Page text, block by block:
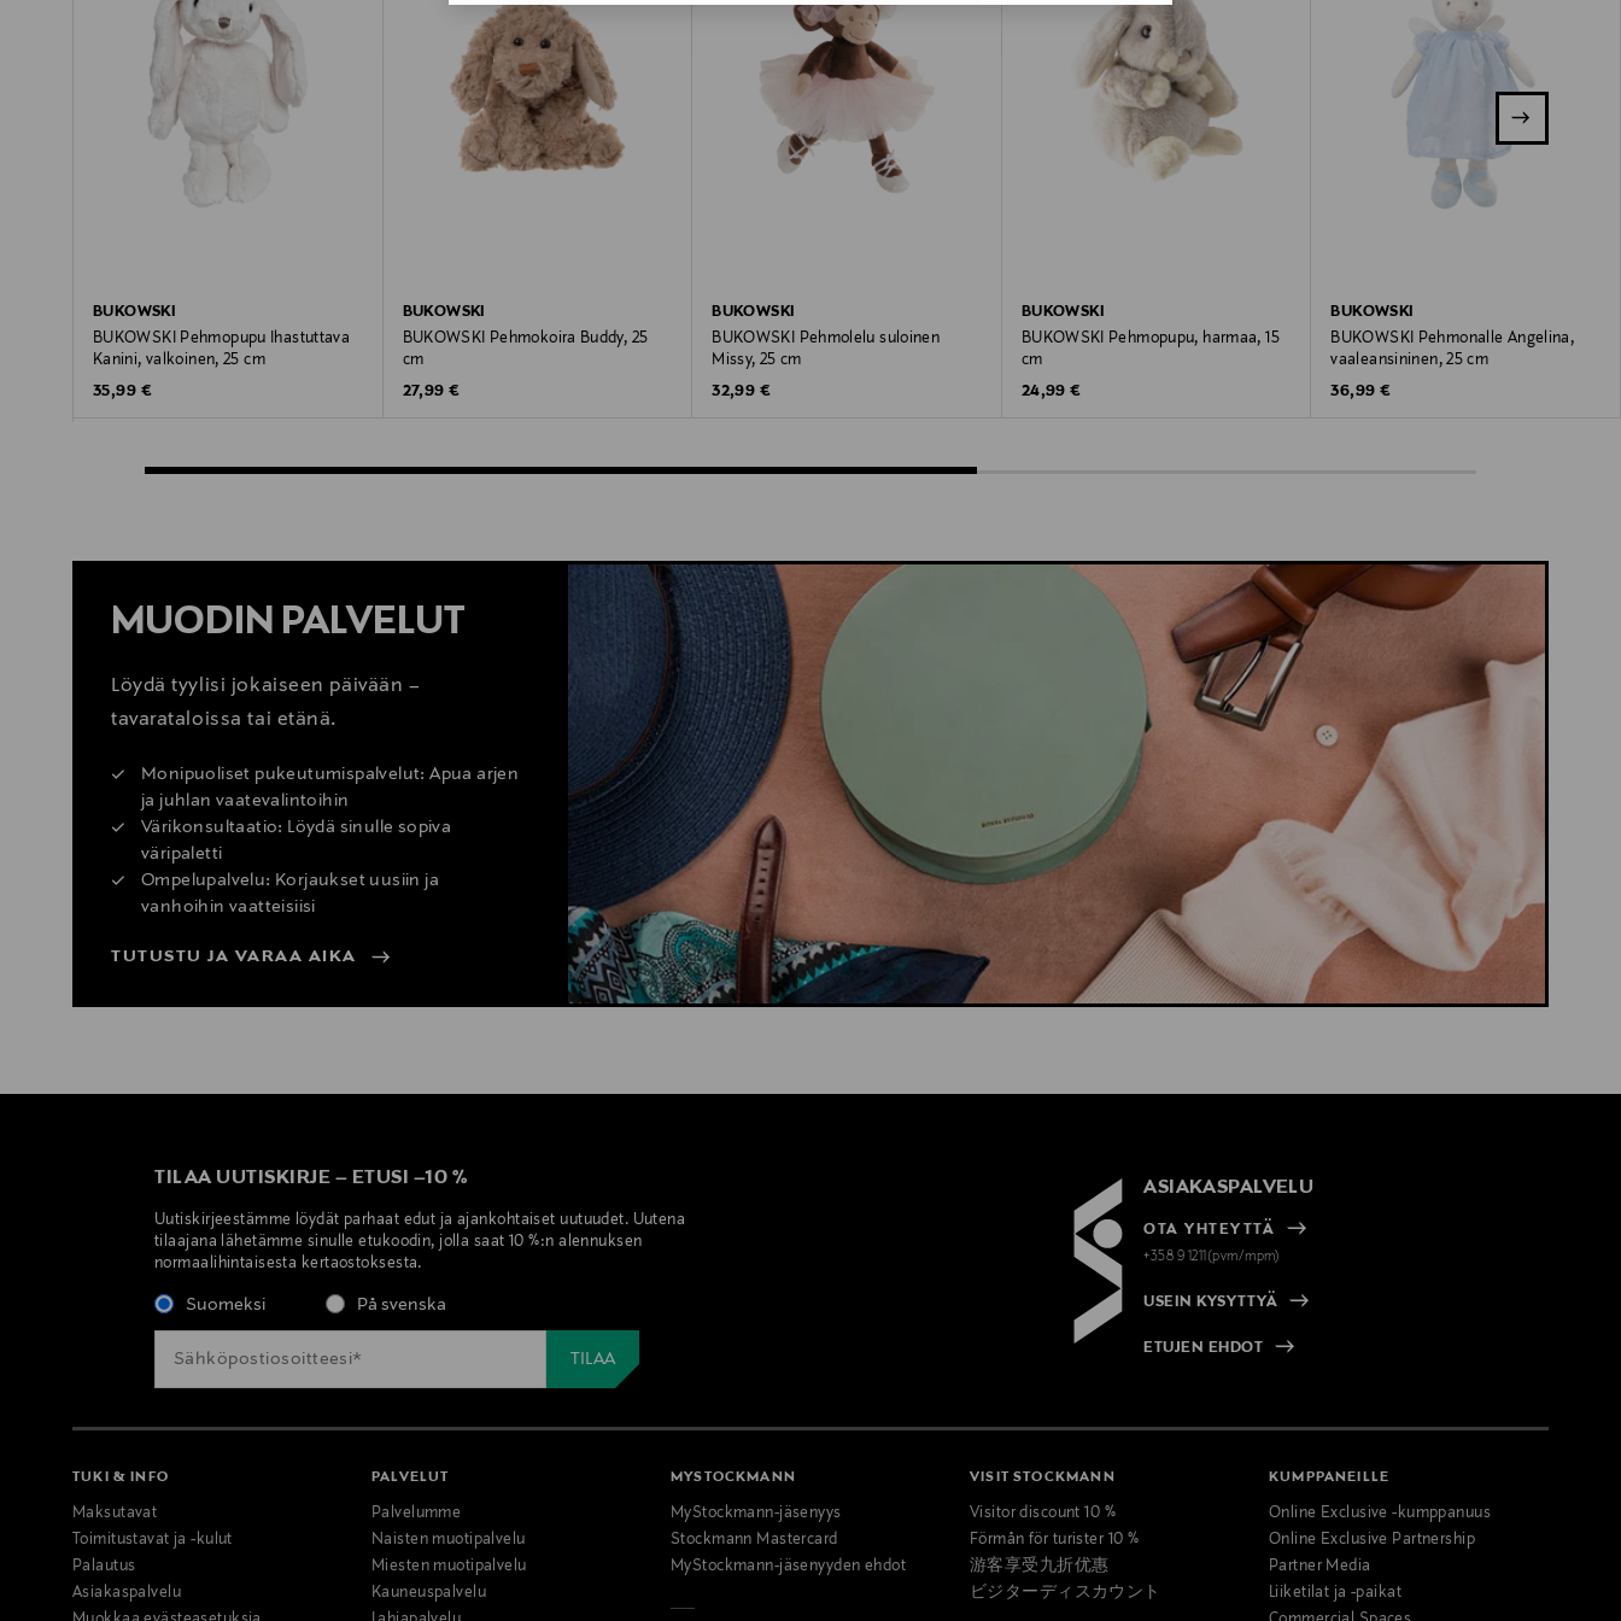
BUKOWSKI
BUKOWSKI Pehmopupu Ihastuttava
Kanini, valkoinen, 25 cm
Original Price
35,99 €
BUKOWSKI
BUKOWSKI Pehmokoira Buddy, 25
cm
Original Price
27,99 €
BUKOWSKI
BUKOWSKI Pehmolelu suloinen
Missy, 25 cm
Original Price
32,99 €
BUKOWSKI
BUKOWSKI Pehmopupu, harmaa, 15
cm
Original Price
24,99 €
BUKOWSKI
BUKOWSKI Pehmonalle Angelina,
vaaleansininen, 25 cm
Original Price
36,99 €
MUODIN PALVELUT
Löydä tyylisi jokaiseen päivään –
tavarataloissa tai etänä.
Monipuoliset pukeutumispalvelut: Apua arjen
ja juhlan vaatevalintoihin
Värikonsultaatio: Löydä sinulle sopiva
väripaletti
Ompelupalvelu: Korjaukset uusiin ja
vanhoihin vaatteisiisi
TUTUSTU JA VARAA AIKA
TILAA UUTISKIRJE – ETUSI –10 %
Uutiskirjeestämme löydät parhaat edut ja ajankohtaiset uutuudet. Uutena
tilaajana lähetämme sinulle etukoodin, jolla saat 10 %:n alennuksen
normaalihintaisesta kertaostoksesta.
Suomeksi På svenska
ASIAKASPALVELU
OTA YHTEYTTÄ
+358 9 1211(pvm/mpm)
USEIN KYSYTTYÄ
ETUJEN EHDOT
TUKI & INFO
Maksutavat
Toimitustavat ja -kulut
Palautus
Asiakaspalvelu
PALVELUT
Palvelumme
Naisten muotipalvelu
Miesten muotipalvelu
Kauneuspalvelu
MYSTOCKMANN
MyStockmann-jäsenyys
Stockmann Mastercard
MyStockmann-jäsenyyden ehdot
VISIT STOCKMANN
Visitor discount 10 %
Förmån för turister 10 %
游客享受九折优惠
ビジターディスカウント
KUMPPANEILLE
Online Exclusive -kumppanuus
Online Exclusive Partnership
Partner Media
Liiketilat ja -paikat